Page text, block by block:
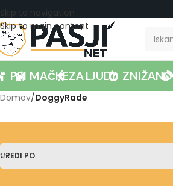
Skip to navigation
Skip to main content
PSI MAČKEZA LJUDI ZNIŽANO
Domov/DoggyRade
UREDI PO